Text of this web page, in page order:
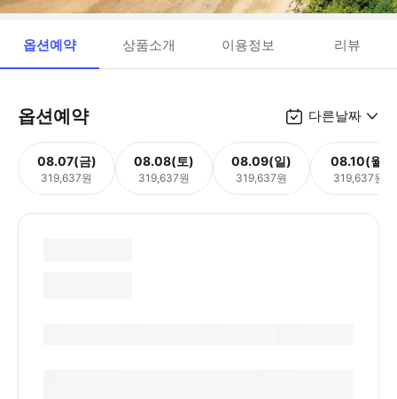
옵션예약 상품소개 이용정보 리뷰
옵션예약 다른날짜
08.07(금)
319,637원
08.08(토)
319,637원
08.09(일)
319,637원
08.10(월)
319,637원